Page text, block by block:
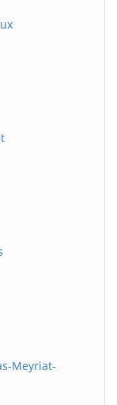
Meyriat-